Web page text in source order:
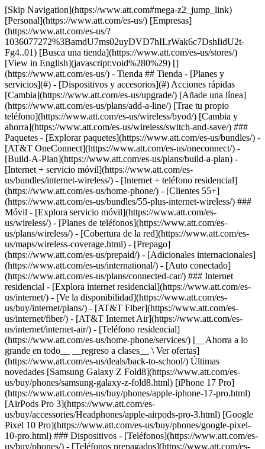
[Skip Navigation](https://www.att.com#mega-z2_jump_link) [Personal](https://www.att.com/es-us/) [Empresas](https://www.att.com/es-us/?1036077272%3BamdU7ms02uyDVD7hILrWak6c7DshIidU2t-Fg4..01) [Busca una tienda](https://www.att.com/es-us/stores/) [View in English](javascript:void%280%29) [](https://www.att.com/es-us/) - Tienda ## Tienda - [Planes y servicios](#) - [Dispositivos y accesorios](#) Acciones rápidas [Cambia](https://www.att.com/es-us/upgrade/) [Añade una línea](https://www.att.com/es-us/plans/add-a-line/) [Trae tu propio teléfono](https://www.att.com/es-us/wireless/byod/) [Cambia y ahorra](https://www.att.com/es-us/wireless/switch-and-save/) ### Paquetes - [Explorar paquetes](https://www.att.com/es-us/bundles/) - [AT&T OneConnect](https://www.att.com/es-us/oneconnect/) - [Build-A-Plan](https://www.att.com/es-us/plans/build-a-plan) - [Internet + servicio móvil](https://www.att.com/es-us/bundles/internet-wireless/) - [Internet + teléfono residencial](https://www.att.com/es-us/home-phone/) - [Clientes 55+](https://www.att.com/es-us/bundles/55-plus-internet-wireless/) ### Móvil - [Explora servicio móvil](https://www.att.com/es-us/wireless/) - [Planes de teléfonos](https://www.att.com/es-us/plans/wireless/) - [Cobertura de la red](https://www.att.com/es-us/maps/wireless-coverage.html) - [Prepago](https://www.att.com/es-us/prepaid/) - [Adicionales internacionales](https://www.att.com/es-us/international/) - [Auto conectado](https://www.att.com/es-us/plans/connected-car/) ### Internet residencial - [Explora internet residencial](https://www.att.com/es-us/internet/) - [Ve la disponibilidad](https://www.att.com/es-us/buy/internet/plans/) - [AT&T Fiber](https://www.att.com/es-us/internet/fiber/) - [AT&T Internet Air](https://www.att.com/es-us/internet/internet-air/) - [Teléfono residencial](https://www.att.com/es-us/home-phone/services/) [__Ahorra a lo grande en todo__ __regreso a clases__ \ Ver ofertas](https://www.att.com/es-us/deals/back-to-school/) Últimas novedades [Samsung Galaxy Z Fold8](https://www.att.com/es-us/buy/phones/samsung-galaxy-z-fold8.html) [iPhone 17 Pro](https://www.att.com/es-us/buy/phones/apple-iphone-17-pro.html) [AirPods Pro 3](https://www.att.com/es-us/buy/accessories/Headphones/apple-airpods-pro-3.html) [Google Pixel 10 Pro](https://www.att.com/es-us/buy/phones/google-pixel-10-pro.html) ### Dispositivos - [Teléfonos](https://www.att.com/es-us/buy/phones/) - [Teléfonos prepagados](https://www.att.com/es-us/buy/prepaid-phones/) - [Tablets](https://www.att.com/es-us/buy/tablets/) - [Relojes inteligentes](https://www.att.com/es-us/buy/wearables/) - [Usado certificado de AT&T](https://www.att.com/es-us/buy/phones/browse/att-certified-preowned) ### Accesorios - [Ver todos los accesorios](https://www.att.com/es-us/accessories/) - [Estuches](https://www.att.com/es-us/buy/accessories/browse/cases/) - [Cargadores](https://www.att.com/es-us/buy/accessories/browse/chargers/) - [Protector para pantalla](https://www.att.com/es-us/buy/accessories/browse/screen-protectors/) - [Audífonos](https://www.att.com/es-us/buy/accessories/browse/headphones/) ### Brands - [Apple](https://www.att.com/es-us/buy/phones/browse/apple/) - [Samsung](https://www.att.com/es-us/buy/phones/browse/samsung/) - [Motorola](https://www.att.com/es-us/buy/phones/browse/motorola/) - [Google](https://www.att.com/es-us/buy/phones/browse/google/) - [Meta](https://www.att.com/es-us/buy/accessories/browse/all/meta/) [__Obtén el nuevo Samsung Galaxy Z Fold8 por $0 con intercambio elegible__ \ Reserva](https://www.att.com/es-us/buy/phones/samsung-galaxy-z-fold8.html) - Ofertas ## Ofertas - [Nuevos y destacados](#) - [Descuentos para clientes](#) Destacados [Ve todas las ofertas](https://www.att.com/es-us/deals/) [Ofertas de servicio móvil](https://www.att.com/es-us/deals/cell-phone-deals/) [Ofertas de internet](https://www.att.com/es-us/deals/internet/) [Ofertas de intercambio](https://www.att.com/es-us/buy/phones/browse/tradeinoffer/) [Sin ofertas de intercambio](https://www.att.com/es-us/buy/phones/browse/nontradeinoffer/) ### Ofertas de tendencia - [Samsung Galaxy](https://www.att.com/es-us/buy/phones/browse/samsung_hasdeals_value_nontradeinoffer_tradeinoffer/) - [Apple iPhone](https://www.att.com/es-us/buy/phones/browse/apple_hasdeals_value_nontradeinoffer_tradeinoffer/) - [Menos de $50](https://www.att.com/es-us/buy/accessories/browse/all/price-range-25-50_price-range-5-25_5-and-under/) - [Ofertas de regreso a clases](https://www.att.com/es-us/deals/back-to-school/) ### Ofertas de dispositivos y accesorios - [Teléfonos](https://www.att.com/es-us/buy/phones/browse/hasdeals_value_nontradeinoffer_tradeinoffer/) - [Teléfonos prepagados](https://www.att.com/es-us/buy/prepaid-phones/browse/hasdeals/) - [Tablets](https://www.att.com/es-us/buy/tablets/browse/hasdeals_nontradeinoffer/) - [Relojes inteligentes](https://www.att.com/es-us/buy/wearables/browse/hasdeals_nontradeinoffer/) - [Ofertas de accesorios](https://www.att.com/es-us/buy/accessories/browse/all/deals/) ### Suscripciones - [AT&T OneConnect](https://www.att.com/es-us/oneconnect/) [__Cámbiate a AT&T y averigua cómo obtener hasta $800 por línea para terminar tu contrato__ \ Compra ahora](https://www.att.com/es-us/buy/phones/) ### Descuentos por ocupación - [Empleados de empresas](https://www.att.com/es-us/verification/signaturehub/#employment) - [Militares y veteranos](https://www.att.com/es-us/offers/discount-program/military-discount/) - [Maestros](https://www.att.com/es-us/offers/discount-program/teacher/) - [Enfermeros y médicos](https://www.att.com/es-us/verification/signaturehub/#medical) - [Personal de emergencias activo](https://www.att.com/es-us/firstnetandfamily/) ### Descuentos por afiliación - [Clientes 55+](https://www.att.com/es-us/verification/signaturehub/#age) - [Personal retirado del servicio de emergencia](https://www.att.com/es-us/offers/discount-program/retired-responders/) - [Trabajadores de sindicatos](https://www.att.com/es-us/offers/discount-program/union-discount/) - [Estudiantes](https://www.att.com/es-us/verification/signaturehub/#student) ### Ahorros para socios - [Descuento con tarjeta de crédito](https://www.att.com/es-us/?1036077272%3BamdU7ms02uyDVD7hIidU2t-FgOyvGkzT7uyJVm497PywgLdW2iYTVis9IZcUaO3.z1) - [Beneficios y más](https://andmorebenefits.att.com/root-discovery) [__Maestros: ahorra hasta $150 por línea y hasta un 20% en planes__ \ Obtén detalles](https://www.att.com/es-us/offers/discount-program/teacher/) - La diferencia de AT&T ## La diferencia de AT&T - [Nuestra ventaja competitiva](#) ### ¿Por qué elegirnos? - [Garantía AT&T](https://www.att.com/es-us/why-att/guarantee/) - [Por qué AT&T](https://www.att.com/es-us/why-att/) - [AT&T vs. T-Mobile y Verizon](https://www.att.com/es-us/wireless/switch-and-save/#compare-us) - [AT&T Fiber vs. Spectrum y Xfinity](https://www.att.com/es-us/internet/fiber/#compare-us) - [Prueba AT&T gratis](https://www.att.com/es-us/wireless/free-trial/) - [Cambia y ahorra](https://www.att.com/es-us/wireless/switch-and-save/) ### Cobertura excepcional - [Mapa de cobertura 5G](https://www.att.com/es-us/maps/wireless-coverage.html) - [Mapa de cobertura de fibra óptica](https://www.att.com/es-us/internet/fiber/coverage-map/) [__La mejor garantía de Estados Unidos__ \ Obtén detalles](https://www.att.com/es-us/why-att/guarantee/) - Ayuda ## Ayuda - [Factura y cuenta](#) - [Móvil](#) - [Internet](#) Acciones rápidas [Ve toda la ayuda](https://www.att.com/es-us/support/) [Ver mi cuenta](https://www.att.com/es-us/acctmgmt/overview) [Centro de pagos](https://www.att.com/es-us/acctmgmt/mypaymentcenter) [Centro de facturación](https://www.att.com/es-us/acctmgmt/billing/mybillingcenter) ### Factura y pagos - [Comprende tu factura](https://www.att.com/es-us/support/my-account/understand-your-bill/) - [Averigua por qué tu factura cambió](https://www.att.com/es-us/support/article/my-account/KM1051879/) - [Configura y administra AutoPay](https://www.att.com/es-us/acctmgmt/mypaymentcenter?intent=MANAGEAUTOPAY) - [Ve las cuotas de los dispositivos](https://www.att.com/es-us/acctmgmt/payment/installmentplandetails) - [Pagar sin iniciar sesión](https://www.att.com/es-us/acctmgmt/fastpmt/fastpay) ### Cuenta - [Cambiar o restablecer contraseña](https://www.att.com/es-us/support/article/my-account/KM1008941/) - [Añade o elimina cuentas](https://www.att.com/es-us/support/article/my-account/KM1008925/) - [Traslada el servicio de internet](https://www.att.com/es-us/help/moving/) - [Ve tus pedidos y reclamaciones](https://www.att.com/es-us/orders/history) - [Más ayuda con la cuenta](https://www.att.com/es-us/support/my-account/) [__La mejor garantía de Estados Unidos__ \ Obtén detalles](https://www.att.com/es-us/why-att/guarantee/) Acciones rápidas [Administrar mi servicio móvil](https://www.att.com/es-us/acctmgmt/mywireless) [Rastrear mi pedido](https://www.att.com/es-us/orders/history) [Añade AT&T International Day Pass](https://www.att.com/es-us/acctmgmt/signin?intent=DEEPLINK&soc=IRRLHDF&level=CAT&source=ILC242589969&wtExtndSource=Megamenu) ### Mi dispositivo - [Verificar mi uso](https://www.att.com/es-us/acctmgmt/usage/mysummary) - [Administra complementos](https://www.att.com/es-us/acctmgmt/wireless/manage-addon) - [Cambiar mi plan](https://www.att.com/es-us/acctmgmt/mywireless/manageplan/) - [Añade una línea](https://www.att.com/es-us/buy/postpaid/?wlsfi=AL) - [Consultar los requisitos de cambio](https://www.att.com/es-us/buy/postpaid/?wlsfi=up) - [Activa un dispositivo móvil](https://www.att.com/es-us/